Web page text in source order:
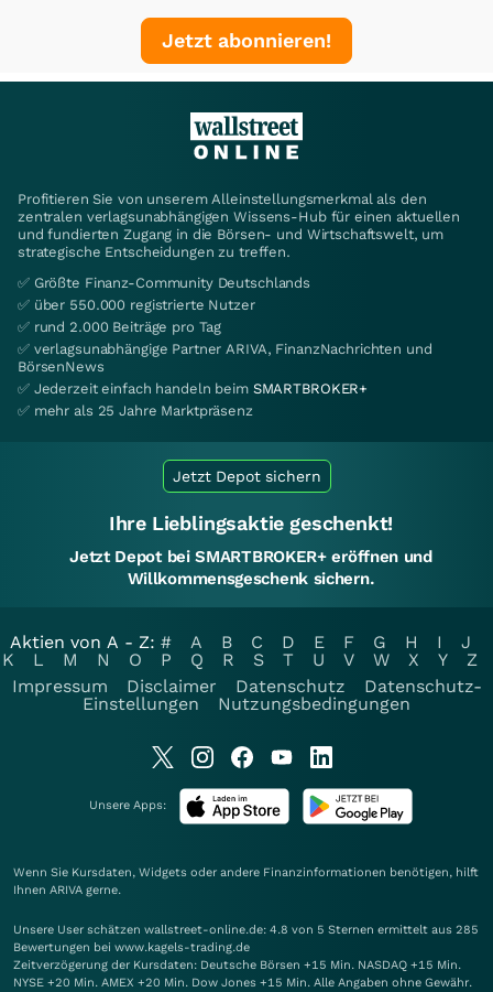
Jetzt abonnieren!
Profitieren Sie von unserem Alleinstellungsmerkmal als den
zentralen verlagsunabhängigen Wissens-Hub für einen aktuellen
und fundierten Zugang in die Börsen- und Wirtschaftswelt, um
strategische Entscheidungen zu treffen.
✅ Größte Finanz-Community Deutschlands
✅ über 550.000 registrierte Nutzer
✅ rund 2.000 Beiträge pro Tag
✅ verlagsunabhängige Partner ARIVA, FinanzNachrichten und
BörsenNews
✅ Jederzeit einfach handeln beim SMARTBROKER+
✅ mehr als 25 Jahre Marktpräsenz
Jetzt Depot sichern
Ihre Lieblingsaktie geschenkt!
Jetzt Depot bei SMARTBROKER+ eröffnen und
Willkommensgeschenk sichern.
Aktien von A - Z: # A B C D E F G H I
J
K
L M N O P Q R S T U V W X Y
Z
Impressum
Disclaimer Datenschutz
Datenschutz-
Einstellungen
Nutzungsbedingungen
Unsere Apps:
Wenn Sie Kursdaten, Widgets oder andere Finanzinformationen benötigen, hilft
Ihnen ARIVA gerne.
Unsere User schätzen wallstreet-online.de: 4.8 von 5 Sternen ermittelt aus 285
Bewertungen bei www.kagels-trading.de
Zeitverzögerung der Kursdaten: Deutsche Börsen +15 Min. NASDAQ +15 Min.
NYSE +20 Min. AMEX +20 Min. Dow Jones +15 Min. Alle Angaben ohne Gewähr.